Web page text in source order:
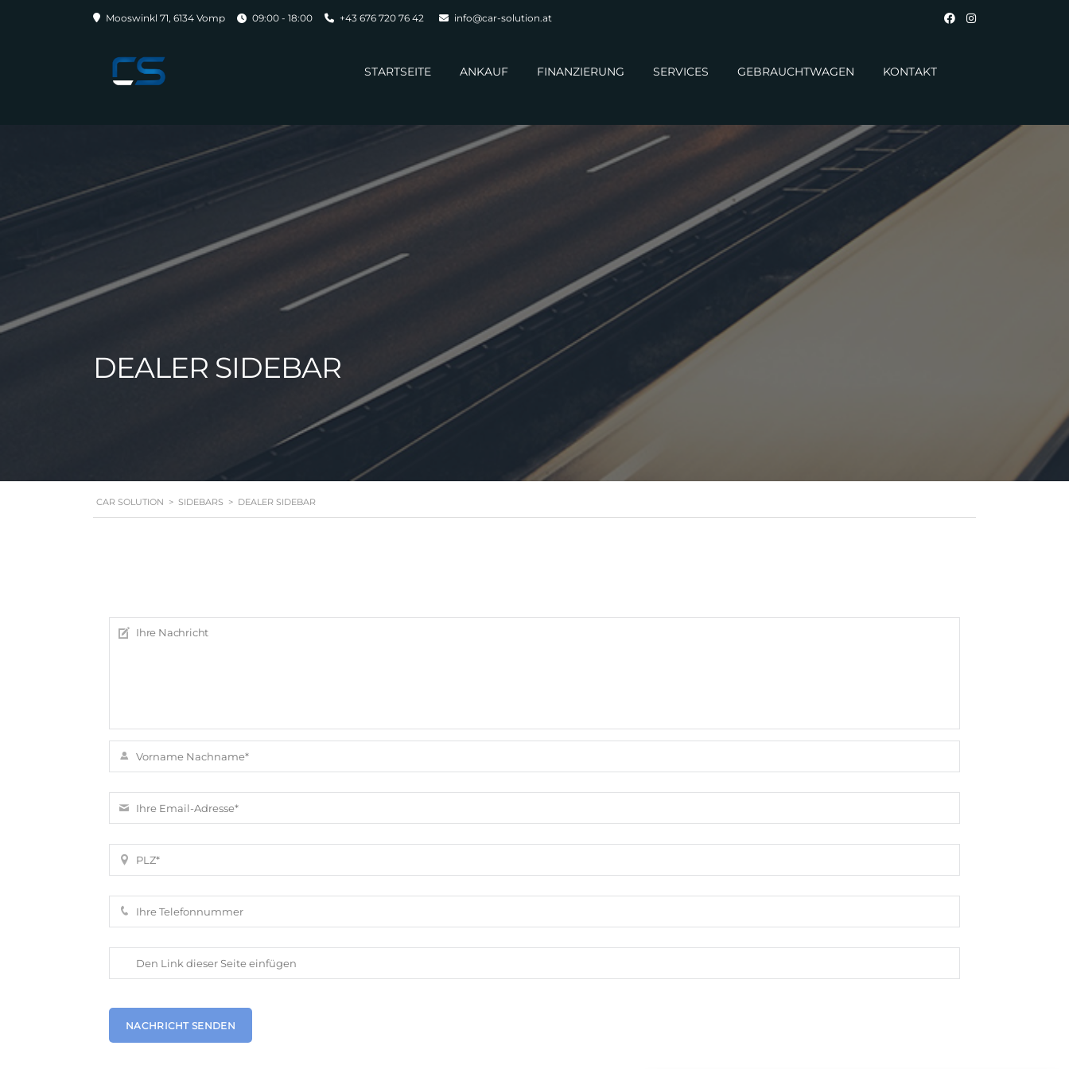
Mooswinkl 71, 6134 Vomp 09:00 - 18:00 +43 676 720 76 42 info@car-solution.at
STARTSEITE ANKAUF FINANZIERUNG SERVICES GEBRAUCHTWAGEN KONTAKT
DEALER SIDEBAR
CAR SOLUTION > SIDEBARS > DEALER SIDEBAR